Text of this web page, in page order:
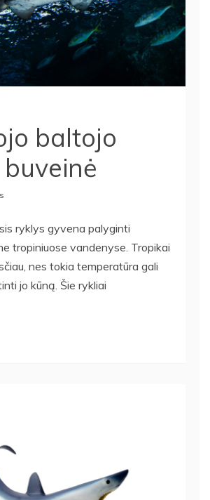
baltojo
ryklys gyvena palyginti
tropiniuose vandenyse. Tropikai
nes tokia temperatūra gali
jo kūną. Šie rykliai